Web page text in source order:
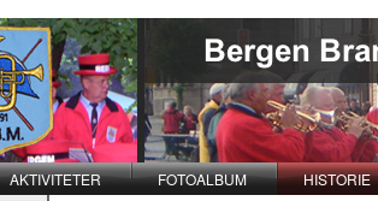
AKTIVITETER FOTOALBUM HISTORIE